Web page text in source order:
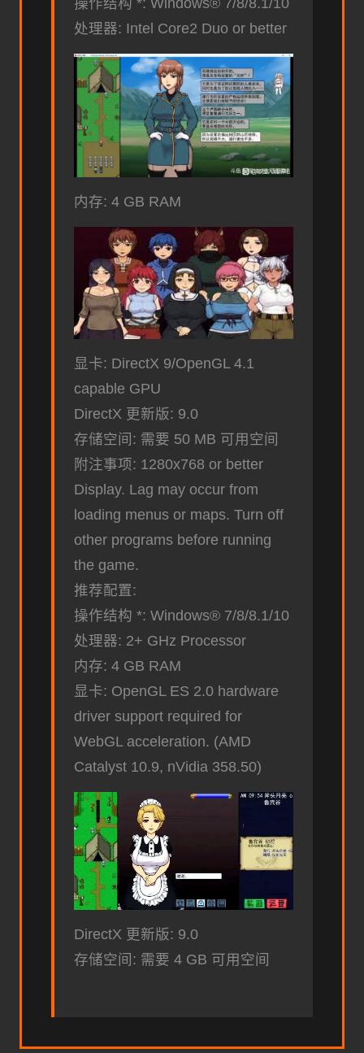
处理器: Intel Core2 Duo or better
内存: 4 GB RAM
显卡: DirectX 9/OpenGL 4.1
capable GPU
DirectX 更新版: 9.0
存储空间: 需要 50 MB 可用空间
附注事项: 1280x768 or better
Display. Lag may occur from
loading menus or maps. Turn off
other programs before running
the game.
推荐配置:
操作结构 *: Windows® 7/8/8.1/10
处理器: 2+ GHz Processor
内存: 4 GB RAM
显卡: OpenGL ES 2.0 hardware
driver support required for
WebGL acceleration. (AMD
Catalyst 10.9, nVidia 358.50)
DirectX 更新版: 9.0
存储空间: 需要 4 GB 可用空间